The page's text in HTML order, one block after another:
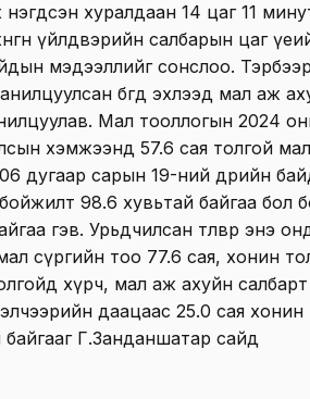
хуралдаан 14 цаг 11
үйлдвэрийн салбарын цаг
мэдээллийг сонслоо. Тэрбээр
бөгөөд эхлээд мал аж
Мал тооллогын 2024
хэмжээнд 57.6 сая толгой мал
06 дугаар сарын 19-ний өдрийн
бойжилт 98.6 хувьтай байгаа бол
гэв. Урьдчилсан төлөвөөр энэ
сүргийн тоо 77.6 сая, хонин
хүрч, мал аж ахуйн салбарт
даацаас 25.0 сая хонин
байгааг Г.Занданшатар сайд